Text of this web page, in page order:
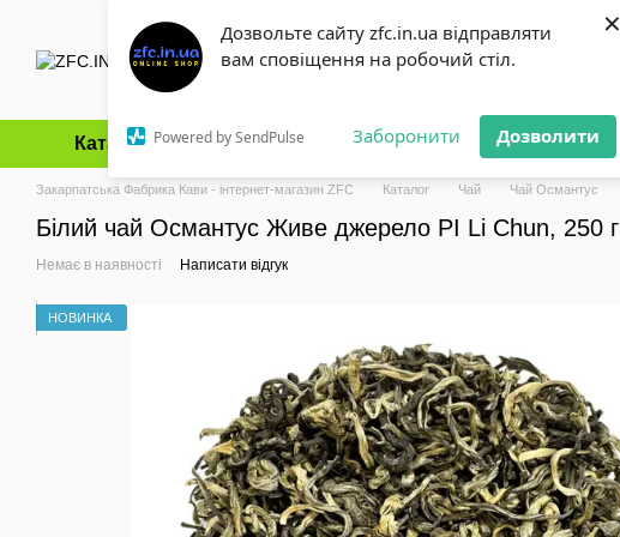
Дозвольте сайту zfc.in.ua відправляти
вам сповіщення на робочий стіл.
Powered by SendPulse Заборонити Дозволити
×
Перейти до основного контенту
Каталог Оплата і доставка Обмін та повернення Блог
Закарпатська Фабрика Кави - інтернет-магазин ZFC Каталог Чай Чай Османтус
Білий чай Османтус Живе джерело PI Li Chun, 250 г
Немає в наявності Написати відгук
НОВИНКА